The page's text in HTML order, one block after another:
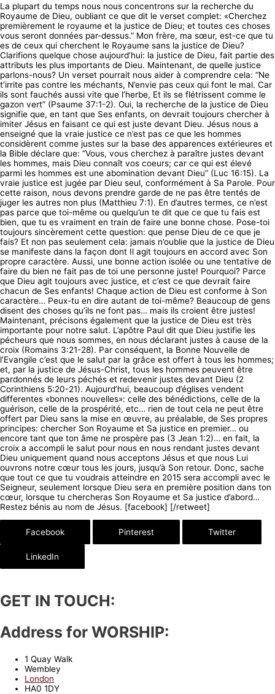
La plupart du temps nous nous concentrons sur la recherche du
Royaume de Dieu, oubliant ce que dit le verset complet: «Cherchez
premièrement le royaume et la justice de Dieu; et toutes ces choses
vous seront données par-dessus.” Mon frère, ma sœur, est-ce que tu
es de ceux qui cherchent le Royaume sans la justice de Dieu?
Clarifions quelque chose aujourd’hui: la justice de Dieu, fait partie des
attributs les plus importants de Dieu. Maintenant, de quelle justice
parlons-nous? Un verset pourrait nous aider à comprendre cela: “Ne
t’irrite pas contre les méchants, N’envie pas ceux qui font le mal. Car
ils sont fauchés aussi vite que l’herbe, Et ils se flétrissent comme le
gazon vert” (Psaume 37:1-2). Oui, la recherche de la justice de Dieu
signifie que, en tant que Ses enfants, on devrait toujours chercher à
imiter Jésus en faisant ce qui est juste devant Dieu. Jésus nous a
enseigné que la vraie justice ce n’est pas ce que les hommes
considèrent comme justes sur la base des apparences extérieures et
la Bible déclare que: “Vous, vous cherchez à paraître justes devant
les hommes, mais Dieu connaît vos coeurs; car ce qui est élevé
parmi les hommes est une abomination devant Dieu” (Luc 16:15). La
vraie justice est jugée par Dieu seul, conformément à Sa Parole. Pour
cette raison, nous devons prendre garde de ne pas être tentés de
juger les autres non plus (Matthieu 7:1). En d’autres termes, ce n’est
pas parce que toi-même ou quelqu’un te dit que ce que tu fais est
bien, que tu es vraiment en train de faire une bonne chose. Pose-toi
toujours sincèrement cette question: que pense Dieu de ce que je
fais? Et non pas seulement cela: jamais n’oublie que la justice de Dieu
se manifeste dans la façon dont Il agit toujours en accord avec Son
propre caractère. Aussi, une bonne action isolée ou une tentative de
faire du bien ne fait pas de toi une personne juste! Pourquoi? Parce
que Dieu agit toujours avec justice, et c’est ce que devrait faire
chacun de Ses enfants! Chaque action de Dieu est conforme à Son
caractère… Peux-tu en dire autant de toi-même? Beaucoup de gens
disent des choses qu’ils ne font pas… mais ils croient être justes!
Maintenant, précisons également que la justice de Dieu est très
importante pour notre salut. L’apôtre Paul dit que Dieu justifie les
pécheurs que nous sommes, en nous déclarant justes à cause de la
croix (Romains 3:21-28). Par conséquent, la Bonne Nouvelle de
l’Evangile c’est que le salut par la grâce est offert à tous les hommes;
et, par la justice de Jésus-Christ, tous les hommes peuvent être
pardonnés de leurs péchés et redevenir justes devant Dieu (2
Corinthiens 5:20-21). Aujourd’hui, beaucoup d’églises vendent
differentes «bonnes nouvelles»: celle des bénédictions, celle de la
guérison, celle de la prospérité, etc… rien de tout cela ne peut être
offert par Dieu sans la mise en œuvre, au préalable, de Ses propres
principes: chercher Son Royaume et Sa justice en premier… ou
encore tant que ton âme ne prospère pas (3 Jean 1:2)… en fait, la
croix a accompli le salut pour nous en nous rendant justes devant
Dieu uniquement quand nous acceptons Jésus et que nous Lui
ouvrons notre cœur tous les jours, jusqu’à Son retour. Donc, sache
que tout ce que tu voudrais atteindre en 2015 sera accompli avec le
Seigneur, seulement lorsque Dieu sera en première position dans ton
cœur, lorsque tu chercheras Son Royaume et Sa justice d’abord…
Restez bénis au nom de Jésus. [facebook] [/retweet]
Facebook Pinterest Twitter
LinkedIn
GET IN TOUCH:
Address for WORSHIP:
1 Quay Walk
Wembley
London
HA0 1DY